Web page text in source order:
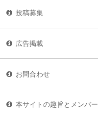
投稿募集
広告掲載
お問合わせ
本サイトの趣旨とメンバー